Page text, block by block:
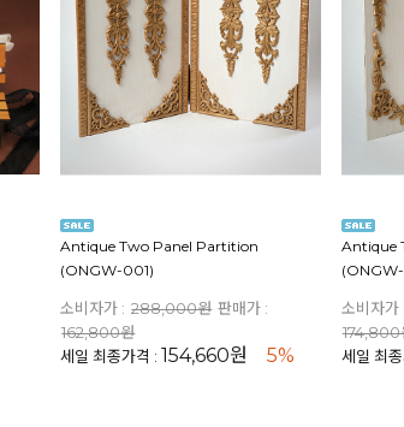
Antique Two Panel Partition
(ONGW-001)
소비자가 : 288,000원 판매가 :
162,800원
세일 최종가격 : 154,660원 5%
Antique
소비자가 :
174,800
세일 최